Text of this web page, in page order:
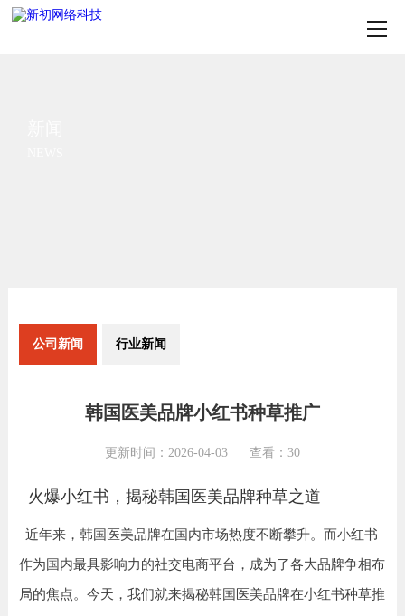
公司新闻 行业新闻
韩国医美品牌小红书种草推广
更新时间：2026-04-03 查看：30
火爆小红书，揭秘韩国医美品牌种草之道
近年来，韩国医美品牌在国内市场热度不断攀升。而小红书
作为国内最具影响力的社交电商平台，成为了各大品牌争相布
局的焦点。今天，我们就来揭秘韩国医美品牌在小红书种草推